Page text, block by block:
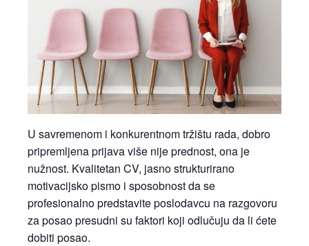
U savremenom i konkurentnom tržištu rada, dobro
pripremljena prijava više nije prednost, ona je
nužnost. Kvalitetan CV, jasno strukturirano
motivacijsko pismo i sposobnost da se
profesionalno predstavite poslodavcu na razgovoru
za posao presudni su faktori koji odlučuju da li ćete
dobiti posao.